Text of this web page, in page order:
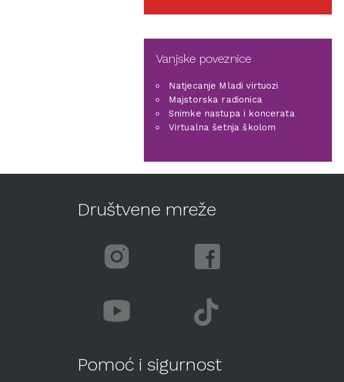
Vanjske poveznice
Natjecanje Mladi virtuozi
Majstorska radionica
Snimke nastupa i koncerata
Virtualna šetnja školom
Društvene mreže
Pomoć i sigurnost